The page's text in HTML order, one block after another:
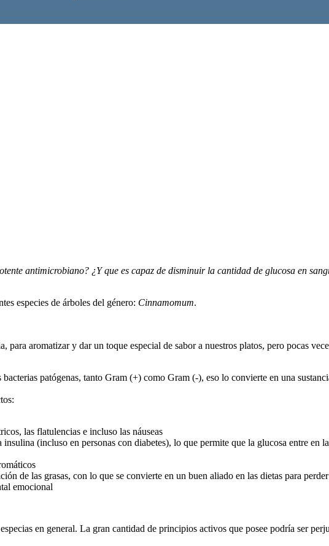
antimicrobiano? ¿Y que es capaz de disminuir la cantidad de glucosa en
especies de árboles del género: Cinnamomum.
aromatizar y dar un toque especial de sabor a nuestros platos, pero pocas
patógenas, tanto Gram (+) como Gram (-), eso lo convierte en una
las flatulencias e incluso las náuseas
(incluso en personas con diabetes), lo que permite que la glucosa entre en
de las grasas, con lo que se convierte en un buen aliado en las dietas para
emocional
en general. La gran cantidad de principios activos que posee podría ser